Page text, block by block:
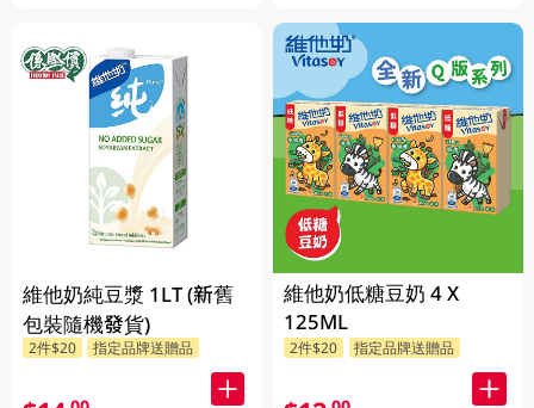
維他奶純豆漿 1LT (新舊
包裝隨機發貨)
2件$20 指定品牌送贈品
維他奶低糖豆奶 4 X
125ML
2件$20 指定品牌送贈品